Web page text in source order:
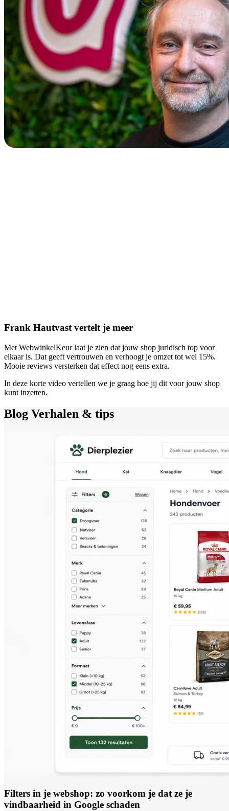
Frank Hautvast vertelt je meer
Met WebwinkelKeur laat je zien dat jouw shop juridisch top voor
elkaar is. Dat geeft vertrouwen en verhoogt je omzet tot wel 15%.
Mooie reviews versterken dat effect nog eens extra.
In deze korte video vertellen we je graag hoe jij dit voor jouw shop
kunt inzetten.
Blog Verhalen & tips
Filters in je webshop: zo voorkom je dat ze je
vindbaarheid in Google schaden